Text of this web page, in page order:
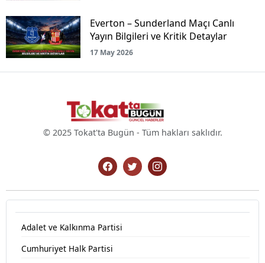
Everton – Sunderland Maçı Canlı
Yayın Bilgileri ve Kritik Detaylar
17 May 2026
© 2025 Tokat'ta Bugün - Tüm hakları saklıdır.
Adalet ve Kalkınma Partisi
Cumhuriyet Halk Partisi